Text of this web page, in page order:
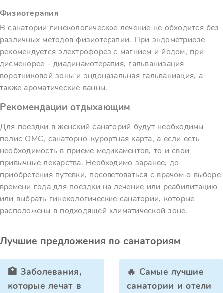
Физиотерапия
В санатории гинекологическое лечение не обходится без
различных методов физиотерапии. При эндометриозе
рекомендуется электрофорез с магнием и йодом, при
дисменорее - диадинамотерапия, гальванизация
воротниковой зоны и эндоназальная гальваниация, а
также ароматические ванны.
Рекомендации отдыхающим
Для поездки в женский санаторий будут необходимы
полис ОМС, санаторно-курортная карта, а если есть
необходимость в приеме медикаментов, то и свои
привычные лекарства. Необходимо заранее, до
приобретения путевки, посоветоваться с врачом о выборе
времени года для поездки на лечение или реабилитацию
или выбрать гинекологические санатории, которые
расположены в подходящей климатической зоне.
Лучшие предложения по санаториям
🏥 Заболевания,
которые лечат в
🔥 Самые лучшие
санатории и отели